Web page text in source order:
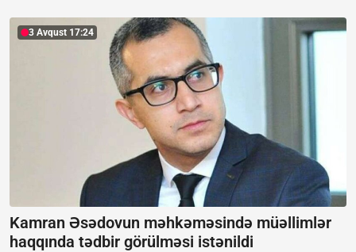
3 Avqust 17:24
Kamran Əsədovun məhkəməsində müəllimlər
haqqında tədbir görülməsi istənildi